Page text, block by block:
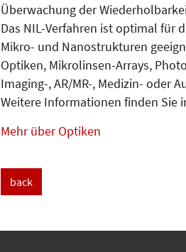
Überwachung der
Das NIL-Verfahren ist optimal für
Mikro- und Nanostrukturen
Optiken, Mikrolinsen-Arrays,
Imaging-, AR/MR-, Medizin- oder
Weitere Informationen finden Sie
Mehr über Optiken
back